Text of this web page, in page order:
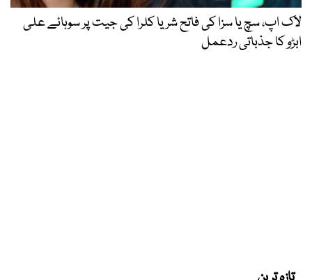
لاک اپ، سچ یا سزا کی فاتح شریا کلرا کی جیت پر سوہائے علی
ابڑو کا جذباتی ردعمل